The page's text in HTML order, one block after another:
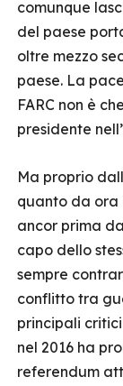
comunque
del paese
oltre mezzo
paese. La
FARC non è
presidente
Ma proprio
quanto da ora
ancor prima
capo dello
sempre
conflitto tra
principali
nel 2016 ha
referendum